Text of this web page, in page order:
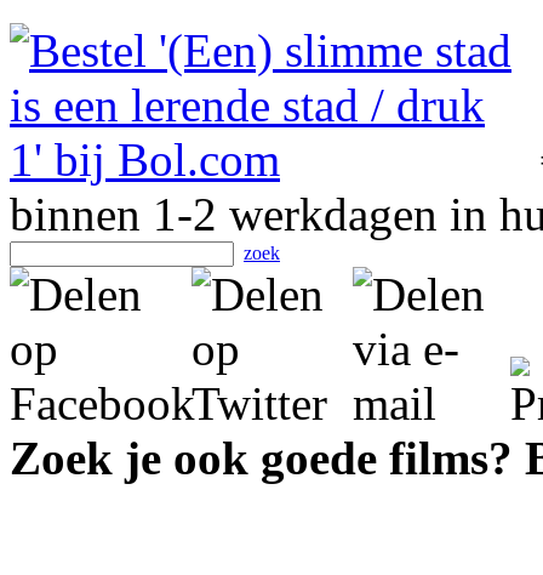
binnen 1-2 werkdagen in
zoek
Zoek je ook goede films?